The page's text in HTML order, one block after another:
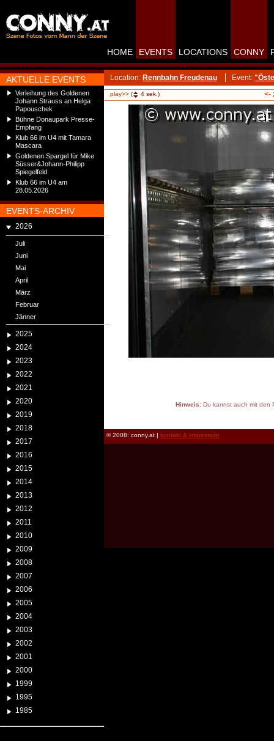
AKTUELLE EVENTS
Verleihung des Goldenen
Johann Strauss an Helga
Papouschek
Bühne Donaupark Presse-
Empfang
Klub 66 im U4 mit Tamara
Mascara
Goldenen Spargel für Mike
Süsser&Johann-Philipp
Spiegelfeld
Klub 66 im U4 am
28.05.2026
EVENTS-ARCHIV
2026
Juli
Juni
Mai
April
März
Februar
Jänner
2025
2024
2023
2022
2021
2020
2019
2018
2017
2016
2015
2014
2013
2012
2011
2010
2009
2008
2007
2006
2005
2004
2003
2002
2001
2000
1999
1995
1985
HOME EVENTS LOCATIONS CONNY
Location: Rennbahn Freudenau Event:
play>> ( 4 sek.) <-
Hinweis:Du kannst auch mit den
© 2008: conny.at | kontakt & impressum